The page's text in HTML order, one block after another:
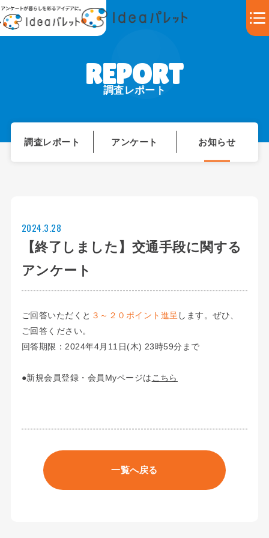
調査レポート
調査レポート アンケート お知らせ
【終了しました】交通手段に関する
アンケート
2024.3.28
ご回答いただくと ３～２０ポイント進呈 します。ぜひ、
ご回答ください。
回答期限：2024年4月11日(木) 23時59分まで
●新規会員登録・会員Myページはこちら
一覧へ戻る